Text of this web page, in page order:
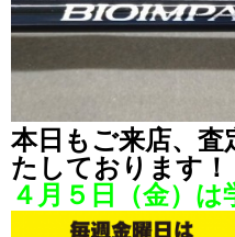
本日もご来店、査
たしております！
４月５日（金）は